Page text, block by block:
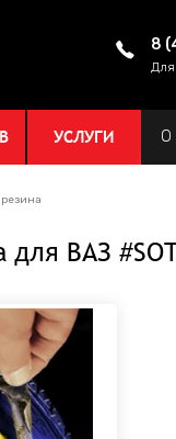
8
УСЛУГИ О
ВАЗ